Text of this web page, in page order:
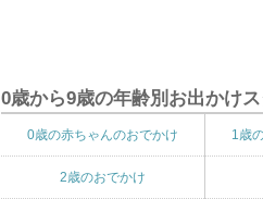
0歳から9歳の年齢別お出かけ
0歳の赤ちゃんのおでかけ 1歳
2歳のおでかけ